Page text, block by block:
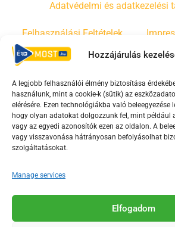
Hozzájárulás
A legjobb felhasználói élmény biztosítása
használunk, mint a cookie-k (sütik) az
elérésére. Ezen technológiákba való beleegyezése
hogy olyan adatokat dolgozzunk fel, mint például
vagy az egyedi azonosítók ezen az oldalon. A
vagy visszavonása hátrányosan befolyásolhat
szolgáltatásokat.
Manage services
Elfogadom
Adatvédelmi és adatkezelési
Felhasználási Feltételek
Irányelvek Moderálási
F
a
c
e
o
o
Y
o
u
t
b
e
T
i
k
Az Érd Média médiaszolgáltatási
Médiatanács a Magyar Média